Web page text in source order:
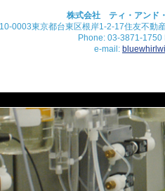
株式会社 ティ・アンド
0003東京都台東区根岸1-2-17住友不動
Phone: 03-3871-
e-mail: